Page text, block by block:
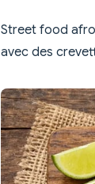
Street food
avec des